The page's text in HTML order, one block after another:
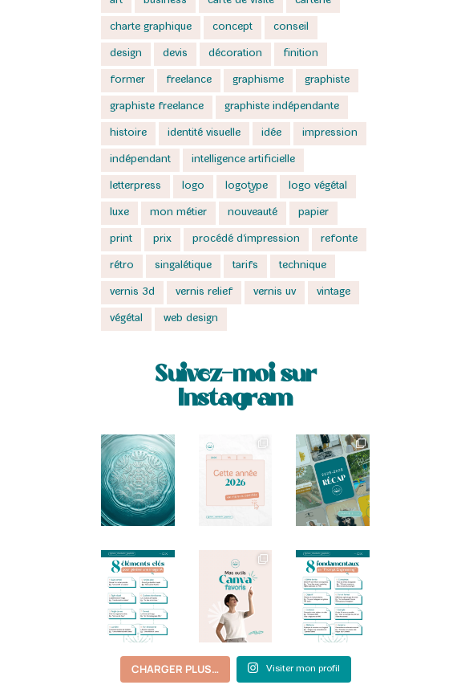
charte graphique concept conseil
design devis décoration finition
former freelance graphisme graphiste
graphiste freelance graphiste indépendante
histoire identité visuelle idée impression
indépendant intelligence artificielle
letterpress logo logotype logo végétal
luxe mon métier nouveauté papier
print prix procédé d'impression refonte
rétro singalétique tarifs technique
vernis 3d vernis relief vernis uv vintage
végétal web design
Suivez-moi sur
Instagram
CHARGER PLUS… Visiter mon profil